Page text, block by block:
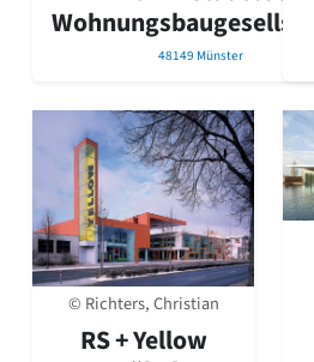
Epochen
Gesamtübersicht...
Postmoderne
1950er-70er Jahre
Moderne
Reformarchitektur
Jugendstil
Historismus
Klassizismus
Barock
Renaissance
Gotik
48149 Münster
© Richters, Christian
RS + Yellow